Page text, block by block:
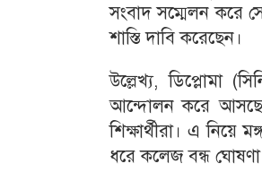
সংবাদ সম্মেলন করে
শাস্তি দাবি করেছেন।
উল্লেখ্য, ডিপ্লোমা
আন্দোলন করে
শিক্ষার্থীরা। এ
ধরে কলেজ বন্ধ